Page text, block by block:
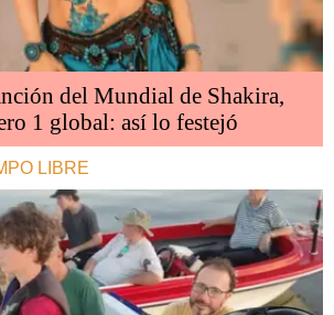
del Mundial de Shakira,
1 global: así lo festejó
LIBRE